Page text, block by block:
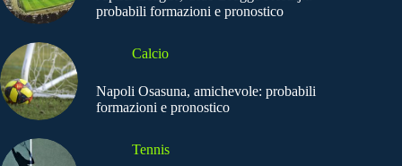
probabili formazioni e pronostico
Calcio
Napoli Osasuna, amichevole: probabili
formazioni e pronostico
Tennis